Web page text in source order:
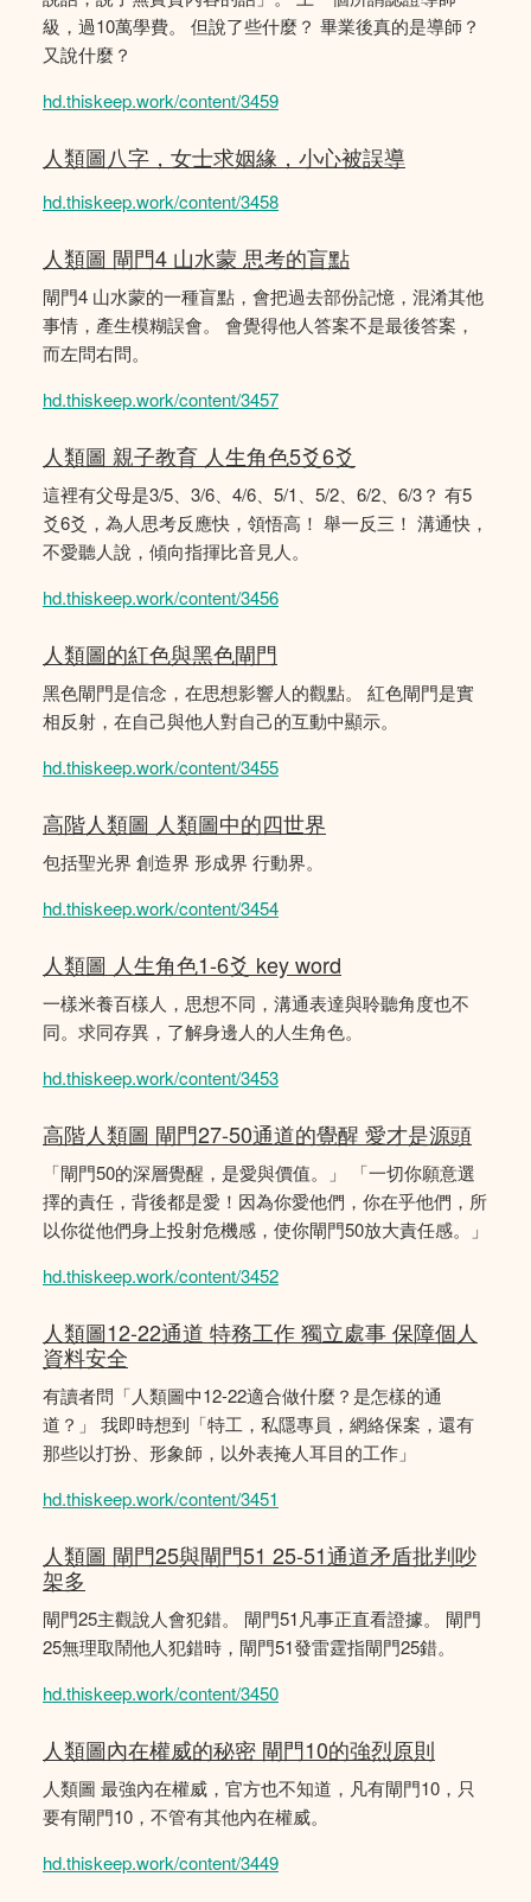
級，過10萬學費。 但說了些什麼？ 畢業後真的是導師？
又說什麼？
hd.thiskeep.work/content/3459
人類圖八字，女士求姻緣，小心被誤導
hd.thiskeep.work/content/3458
人類圖 閘門4 山水蒙 思考的盲點
閘門4 山水蒙的一種盲點，會把過去部份記憶，混淆其他
事情，產生模糊誤會。 會覺得他人答案不是最後答案，
而左問右問。
hd.thiskeep.work/content/3457
人類圖 親子教育 人生角色5爻6爻
這裡有父母是3/5、3/6、4/6、5/1、5/2、6/2、6/3？ 有5
爻6爻，為人思考反應快，領悟高！ 舉一反三！ 溝通快，
不愛聽人說，傾向指揮比音見人。
hd.thiskeep.work/content/3456
人類圖的紅色與黑色閘門
黑色閘門是信念，在思想影響人的觀點。 紅色閘門是實
相反射，在自己與他人對自己的互動中顯示。
hd.thiskeep.work/content/3455
高階人類圖 人類圖中的四世界
包括聖光界 創造界 形成界 行動界。
hd.thiskeep.work/content/3454
人類圖 人生角色1-6爻 key word
一樣米養百樣人，思想不同，溝通表達與聆聽角度也不
同。求同存異，了解身邊人的人生角色。
hd.thiskeep.work/content/3453
高階人類圖 閘門27-50通道的覺醒 愛才是源頭
「閘門50的深層覺醒，是愛與價值。」 「一切你願意選
擇的責任，背後都是愛！因為你愛他們，你在乎他們，所
以你從他們身上投射危機感，使你閘門50放大責任感。」
hd.thiskeep.work/content/3452
人類圖12-22通道 特務工作 獨立處事 保障個人
資料安全
有讀者問「人類圖中12-22適合做什麼？是怎樣的通
道？」 我即時想到「特工，私隱專員，網絡保案，還有
那些以打扮、形象師，以外表掩人耳目的工作」
hd.thiskeep.work/content/3451
人類圖 閘門25與閘門51 25-51通道矛盾批判吵
架多
閘門25主觀說人會犯錯。 閘門51凡事正直看證據。 閘門
25無理取鬧他人犯錯時，閘門51發雷霆指閘門25錯。
hd.thiskeep.work/content/3450
人類圖內在權威的秘密 閘門10的強烈原則
人類圖 最強內在權威，官方也不知道，凡有閘門10，只
要有閘門10，不管有其他內在權威。
hd.thiskeep.work/content/3449